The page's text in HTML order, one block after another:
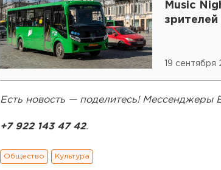
Music
19 сентября
Есть новость — поделитесь!
+7 922 143 47 42.
Общество Культура